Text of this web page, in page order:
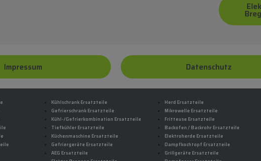
Impressum Datenschutz
Kühlschrank Ersatzteile
Gefrierschrank Ersatzteile
Kühl-/Gefrierkombination Ersatzteile
Tiefkühler Ersatzteile
Küchenmaschine Ersatzteile
Gefriergeräte Ersatzteile
AEG Ersatzteile
Herd Ersatzteile
Mikrowelle Ersatzteile
Fritteuse Ersatzteile
Backofen / Backrohr Ersatzteile
Elektroherde Ersatzteile
Dampfkochtopf Ersatzteile
Grillgeräte Ersatzteile